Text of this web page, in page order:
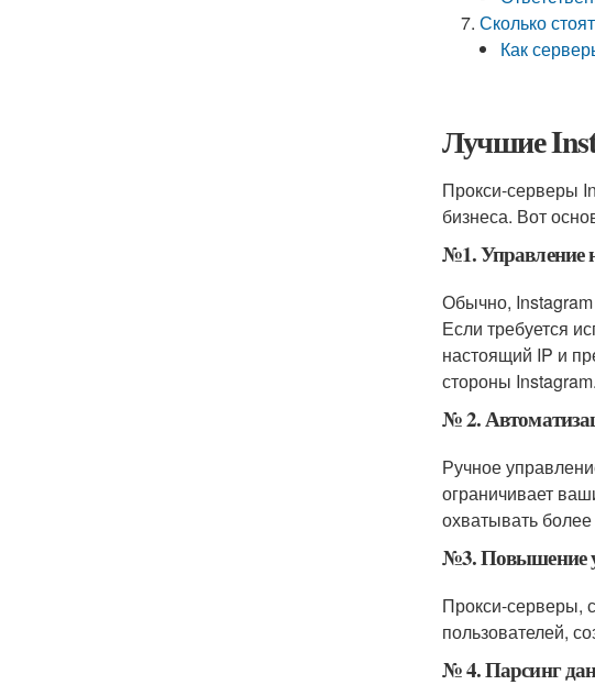
Сколько
Как
Лучшие
Прокси-серверы
бизнеса. Вот
№1. Управление
Обычно, Instagram
Если требуется
настоящий IP и
стороны Instagram.
№ 2.
Ручное
ограничивает
охватывать
№3. Повышение
Прокси-серверы,
пользователей,
№ 4. Парсинг